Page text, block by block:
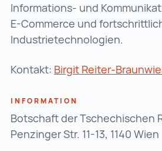
Informations- und
E-Commerce und
Industrietechnologien.
Kontakt: Birgit Reiter-
INFORMATION
Botschaft der Tschechischen
Penzinger Str. 11-13, 1140 Wien